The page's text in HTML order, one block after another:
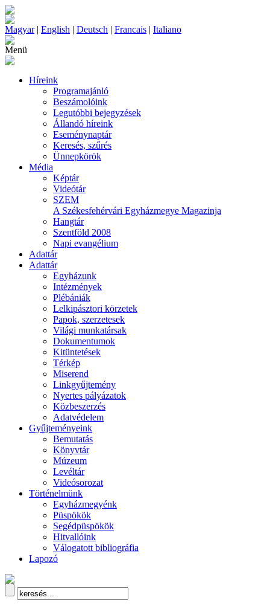
Magyar| English | Deutsch | Francais | Italiano
Menü
Híreink
Programajánló
Beszámolóink
Legutóbbi bejegyzések
Állandó híreink
Eseménynaptár
Keresés, szűrés
Ünnepkörök
Média
Képtár
Videótár
SZEM
A Székesfehérvári Egyházmegye Magazinja
Hangtár
Szentföld 2008
Napi evangélium
Adattár
Adattár
Egyházunk
Intézmények
Plébániák
Lelkipásztori körzetek
Papok, szerzetesek
Világi munkatársak
Dokumentumok
Kitüntetések
Térkép
Miserend
Linkgyűjtemény
Nyertes pályázatok
Közbeszerzés
Adatvédelem
Gyűjteményeink
Bemutatás
Könyvtár
Múzeum
Levéltár
Videósorozat
Történelmünk
Egyházmegyénk
Püspökök
Segédpüspökök
Hitvallóink
Válogatott bibliográfia
Lapozó